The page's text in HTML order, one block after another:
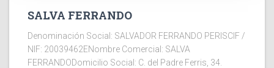
SALVA FERRANDO
Denominación Social: SALVADOR FERRANDO PERISCIF /
NIF: 20039462ENombre Comercial: SALVA
FERRANDODomicilio Social: C. del Padre Ferris, 34.